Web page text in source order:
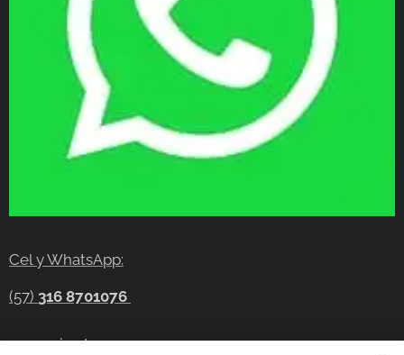
Cel y WhatsApp:
(57) 316 8701076
gerencia@tecnocompras.com.co